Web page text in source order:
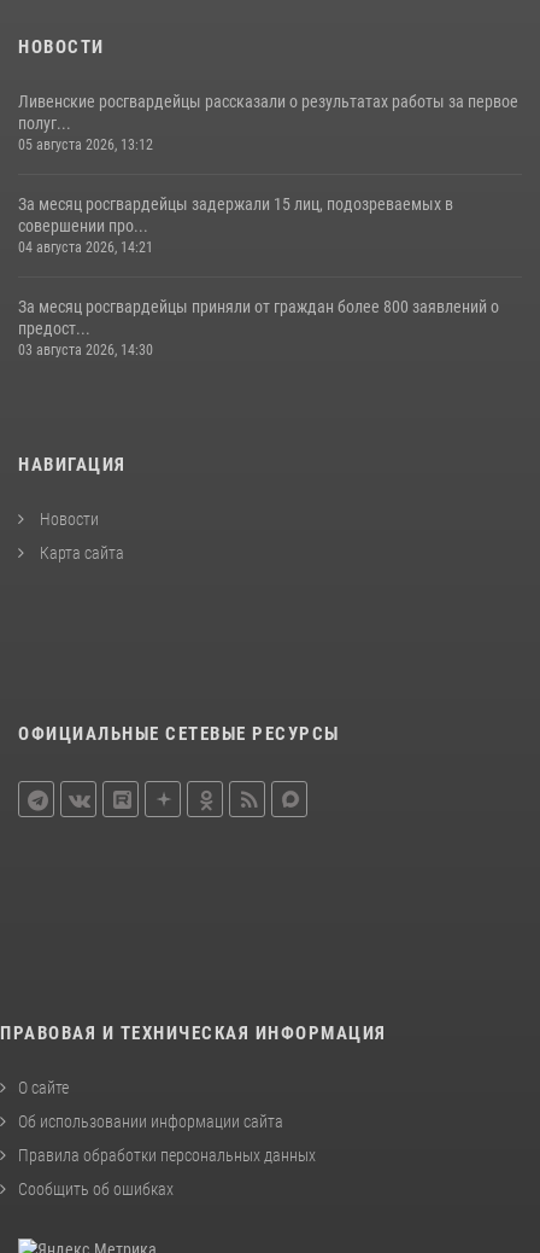
НОВОСТИ
Ливенские росгвардейцы рассказали о результатах работы за первое
полуг...
05 августа 2026, 13:12
За месяц росгвардейцы задержали 15 лиц, подозреваемых в
совершении про...
04 августа 2026, 14:21
За месяц росгвардейцы приняли от граждан более 800 заявлений о
предост...
03 августа 2026, 14:30
НАВИГАЦИЯ
Новости
Карта сайта
ОФИЦИАЛЬНЫЕ СЕТЕВЫЕ РЕСУРСЫ
ПРАВОВАЯ И ТЕХНИЧЕСКАЯ ИНФОРМАЦИЯ
О сайте
Об использовании информации сайта
Правила обработки персональных данных
Сообщить об ошибках